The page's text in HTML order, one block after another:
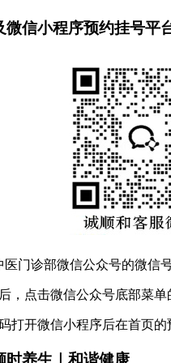
微信小程序预约挂号平
门诊部微信公众号的微信
，点击微信公众号底部菜
打开微信小程序后在首页
时养生｜和谐健康